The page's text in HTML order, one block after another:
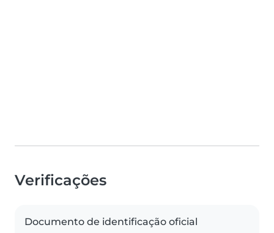
Verificações
Documento de identificação oficial